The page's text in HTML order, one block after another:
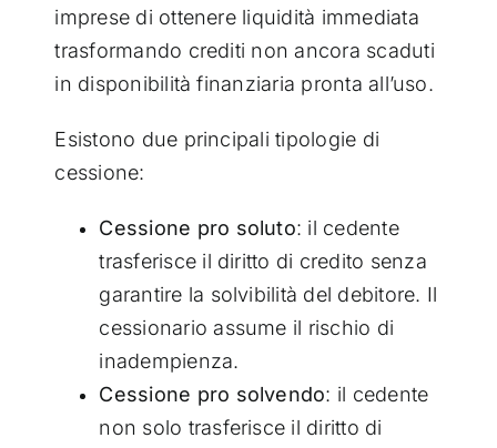
imprese di ottenere liquidità immediata
trasformando crediti non ancora scaduti
in disponibilità finanziaria pronta all’uso.
Esistono due principali tipologie di
cessione:
Cessione pro soluto: il cedente
trasferisce il diritto di credito senza
garantire la solvibilità del debitore. Il
cessionario assume il rischio di
inadempienza.
Cessione pro solvendo: il cedente
non solo trasferisce il diritto di